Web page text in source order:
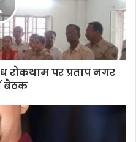
रोकथाम पर प्रताप नगर
बैठक